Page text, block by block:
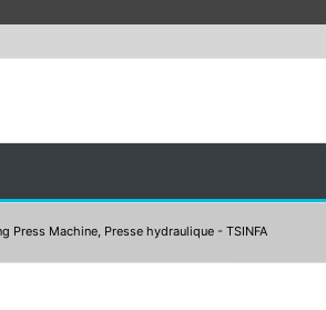
Press Machine, Presse hydraulique - TSINFA